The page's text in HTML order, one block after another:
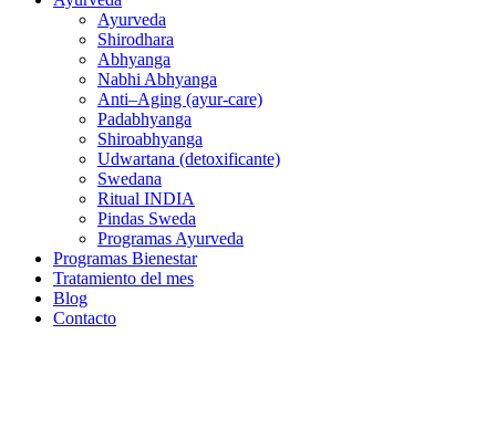
Ayurveda
Shirodhara
Abhyanga
Nabhi Abhyanga
Anti–Aging (ayur-care)
Padabhyanga
Shiroabhyanga
Udwartana (detoxificante)
Swedana
Ritual INDIA
Pindas Sweda
Programas Ayurveda
Programas Bienestar
Tratamiento del mes
Blog
Contacto